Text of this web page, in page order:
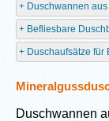
Duschwannen aus
Befliesbare
Duschaufsätze für
Duschwannen